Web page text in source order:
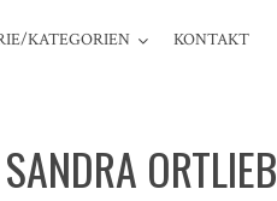
KATEGORIEN KONTAKT
ORTLIEB